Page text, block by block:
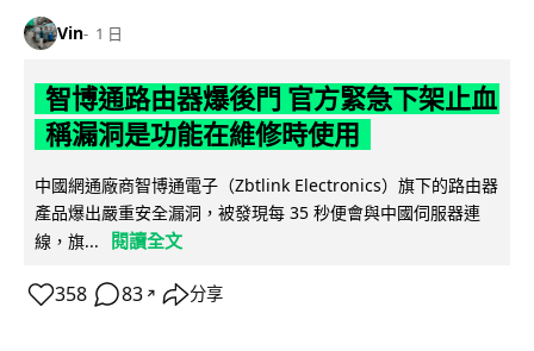
Vin 1 日
智博通路由器爆後門 官方緊急下架止血
稱漏洞是功能在維修時使用
中國網通廠商智博通電子（Zbtlink Electronics）旗下的路由器
產品爆出嚴重安全漏洞，被發現每 35 秒便會與中國伺服器連
線，旗...
閱讀全文
358 83 ↗ 分享